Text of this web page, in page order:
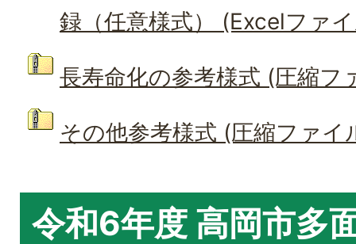
録（任意様式） (Excelファ
長寿命化の参考様式 (圧縮フ
その他参考様式 (圧縮ファイ
令和6年度 高岡市多